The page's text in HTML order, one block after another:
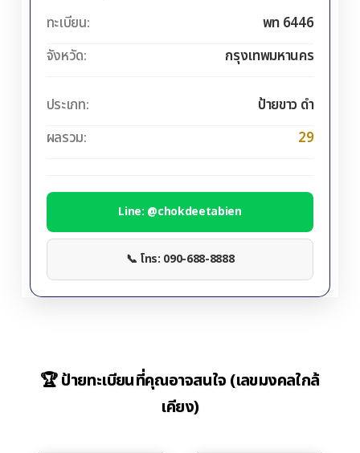
ทะเบียน:
พท 6446
จังหวัด:
กรุงเทพมหานคร
ประเภท:
ป้ายขาว ดำ
ผลรวม:
29
Line: @chokdeetabien
📞 โทร: 090-688-8888
🏆 ป้ายทะเบียนที่คุณอาจสนใจ (เลขมงคลใกล้
เคียง)